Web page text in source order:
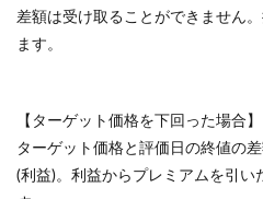
差額は受け取ることができません
ます。
【ターゲット価格を下回った場合】
ターゲット価格と評価日の終値の
(利益)。利益からプレミアムを引い